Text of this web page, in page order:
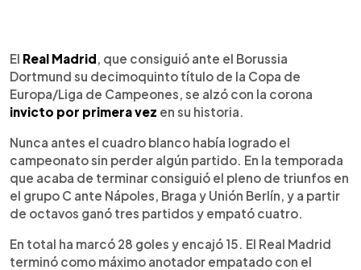
► Escuchar artículo
El Real Madrid , que consiguió ante el Borussia
Dortmund su decimoquinto título de la Copa de
Europa/Liga de Campeones, se alzó con la corona
invicto por primera vez en su historia.
Nunca antes el cuadro blanco había logrado el
campeonato sin perder algún partido. En la temporada
que acaba de terminar consiguió el pleno de triunfos en
el grupo C ante Nápoles, Braga y Unión Berlín, y a partir
de octavos ganó tres partidos y empató cuatro.
En total ha marcó 28 goles y encajó 15. El Real Madrid
terminó como máximo anotador empatado con el